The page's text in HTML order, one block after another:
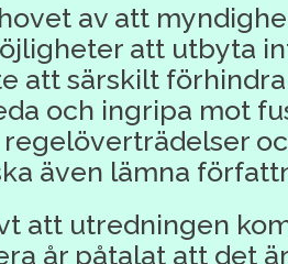
av att
att utbyta
att särskilt
och ingripa mot
även lämna
att utredningen
år påtalat att det